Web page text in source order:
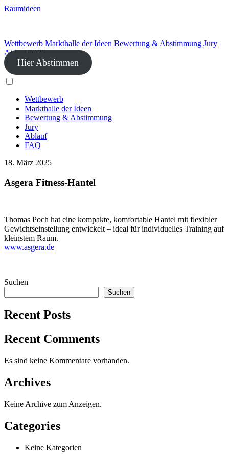
Raumideen
Wettbewerb Markthalle der Ideen Bewertung & Abstimmung Jury
Ablauf FAQ
Hier Abstimmen
Wettbewerb
Markthalle der Ideen
Bewertung & Abstimmung
Jury
Ablauf
FAQ
18. März 2025
Asgera Fitness-Hantel
Thomas Poch hat eine kompakte, komfortable Hantel mit flexibler
Gewichtseinstellung entwickelt – ideal für individuelles Training auf
kleinstem Raum.
www.asgera.de
Suchen
Suchen
Recent Posts
Recent Comments
Es sind keine Kommentare vorhanden.
Archives
Keine Archive zum Anzeigen.
Categories
Keine Kategorien